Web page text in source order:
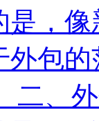
是，
外包
二